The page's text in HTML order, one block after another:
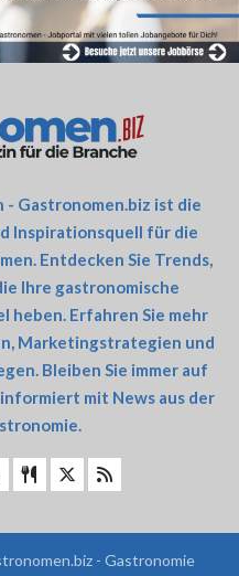
- Gastronomen.biz ist die
Inspirationsquell für die
Entdecken Sie Trends,
Ihre gastronomische
heben. Erfahren Sie mehr
Marketingstrategien und
Bleiben Sie immer auf
mit News aus der
- Gastronomie